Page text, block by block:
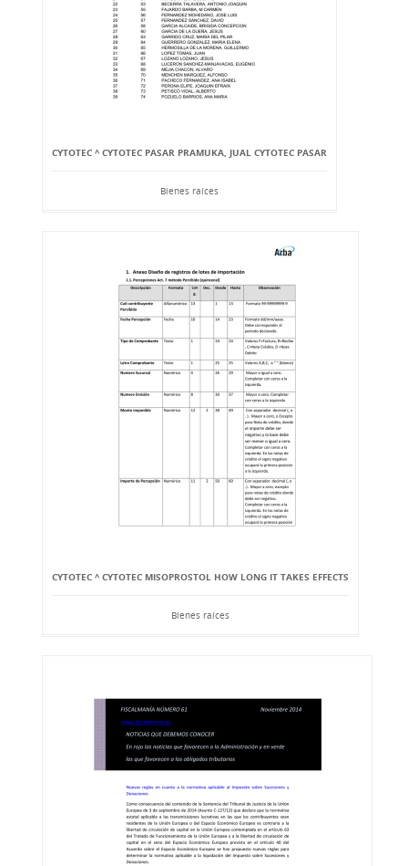
CYTOTEC ^ CYTOTEC PASAR PRAMUKA, JUAL CYTOTEC PASAR
Bienes raíces
CYTOTEC ^ CYTOTEC MISOPROSTOL HOW LONG IT TAKES EFFECTS
Bienes raíces